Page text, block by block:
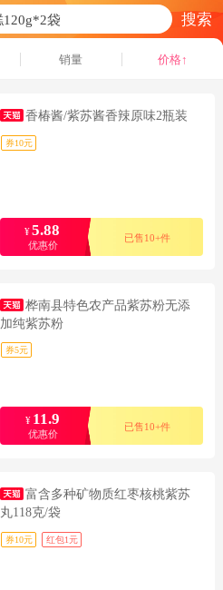
搜索
销量 价格↑
香椿酱/紫苏酱香辣原味2瓶装
券10元
¥ 5.88
优惠价
已售10+件
桦南县特色农产品紫苏粉无添
加纯紫苏粉
券5元
¥ 11.9
优惠价
已售10+件
富含多种矿物质红枣核桃紫苏
丸118克/袋
券10元 红包1元